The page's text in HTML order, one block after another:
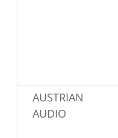
AUSTRIAN
AUDIO